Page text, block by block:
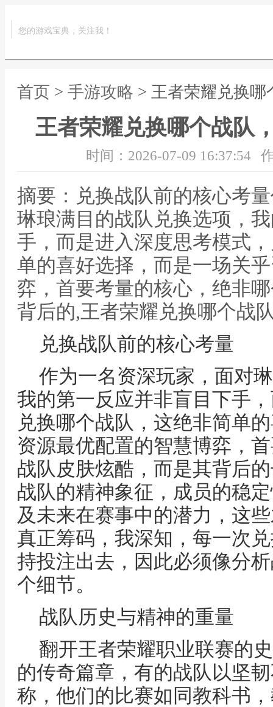
您的游戏宝典，关注我！
首页 > 手游攻略 > 王者荣耀兑换
王者荣耀兑换哪个战队
时间：2026-07-09 16:37:54
摘要：兑换战队前的核心考
琳琅满目的战队兑换选项，
手，而是进入深度思考模式
单的喜好选择，而是一场关
弈，首要考量的核心，绝非
背后的,王者荣耀兑换哪个战
兑换战队前的核心考量
作为一名资深玩家，面对
我的第一反应并非盲目下手
兑换哪个战队，这绝非简单
资源最优配置的智慧博弈，
战队皮肤炫酷，而是其背后
战队的精神象征，成员的稳
及未来在赛事中的潜力，这
真正筹码，我深知，每一次
持投注出去，因此必须像分
个细节。
战队历史与精神的重量
翻开王者荣耀职业联赛的
的传奇篇章，有的战队以坚
称，他们的比赛如同教科书